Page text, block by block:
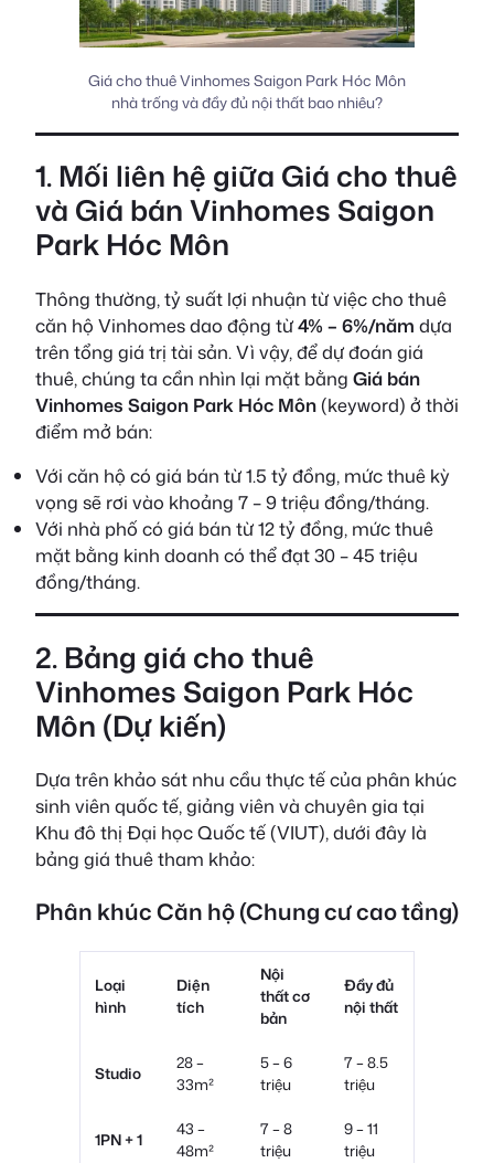
Giá cho thuê Vinhomes Saigon Park Hóc Môn
nhà trống và đầy đủ nội thất bao nhiêu?
1. Mối liên hệ giữa Giá cho thuê
và Giá bán Vinhomes Saigon
Park Hóc Môn
Thông thường, tỷ suất lợi nhuận từ việc cho thuê
căn hộ Vinhomes dao động từ4% – 6%/năm dựa
trên tổng giá trị tài sản. Vì vậy, để dự đoán giá
thuê, chúng ta cần nhìn lại mặt bằng Giá bán
Vinhomes Saigon Park Hóc Môn(keyword) ở thời
điểm mở bán:
Với căn hộ có giá bán từ 1.5 tỷ đồng, mức thuê kỳ
vọng sẽ rơi vào khoảng 7 – 9 triệu đồng/tháng.
Với nhà phố có giá bán từ 12 tỷ đồng, mức thuê
mặt bằng kinh doanh có thể đạt 30 – 45 triệu
đồng/tháng.
2. Bảng giá cho thuê
Vinhomes Saigon Park Hóc
Môn (Dự kiến)
Dựa trên khảo sát nhu cầu thực tế của phân khúc
sinh viên quốc tế, giảng viên và chuyên gia tại
Khu đô thị Đại học Quốc tế (VIUT), dưới đây là
bảng giá thuê tham khảo:
Phân khúc Căn hộ (Chung cư cao tầng)
Loại
hình
Diện
tích
Nội
thất cơ
bản
Đầy đủ
nội thất
Studio
28 –
33m²
5 – 6
triệu
7 – 8.5
triệu
1PN + 1
43 –
48m²
7 – 8
triệu
9 – 11
triệu